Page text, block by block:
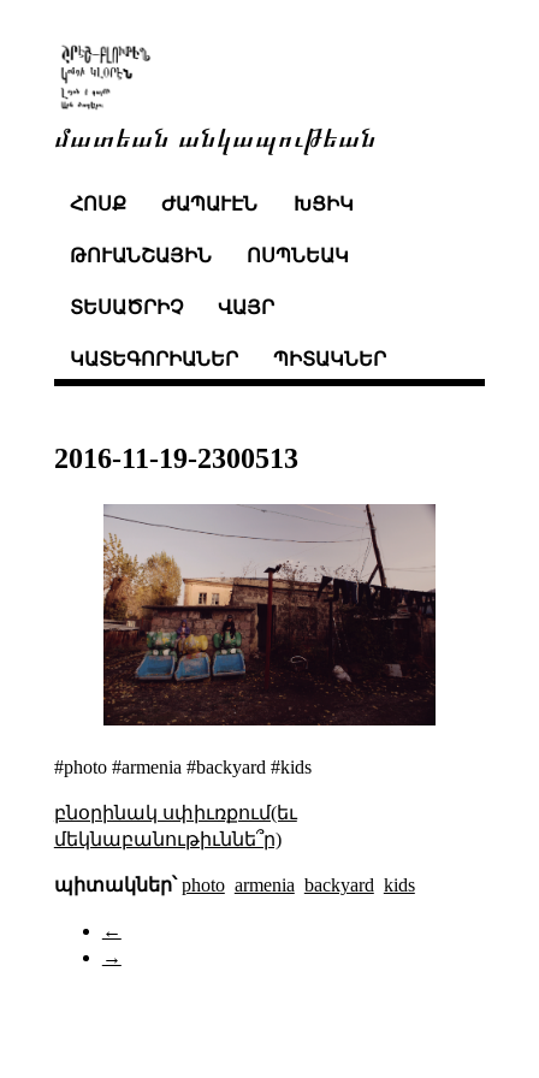
մատեան անկապութեան
ՀՈՍՔ ԺԱՊԱՒԷՆ ԽՑԻԿ
ԹՈՒԱՆՇԱՅԻՆ ՈՍՊՆԵԱԿ
ՏԵՍԱԾՐԻՉ ՎԱՅՐ
ԿԱՏԵԳՈՐԻԱՆԵՐ ՊԻՏԱԿՆԵՐ
2016-11-19-2300513
#photo #armenia #backyard #kids
բնօրինակ սփիւռքում(եւ
մեկնաբանութիւննե՞ր)
պիտակներ՝ photo armenia backyard kids
←
→